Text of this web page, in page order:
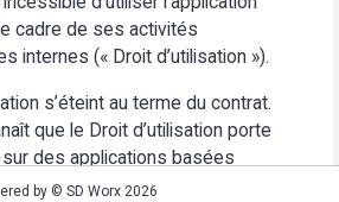
cadre de ses activités
internes (« Droit d’utilisation »).
s’éteint au terme du contrat.
que le Droit d’utilisation porte
des applications basées
(i) d’utiliser
by © SD Worx 2026